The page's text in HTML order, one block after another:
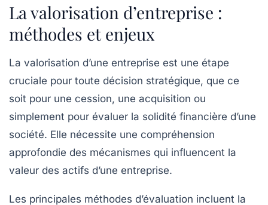
La valorisation d’entreprise :
méthodes et enjeux
La valorisation d’une entreprise est une étape
cruciale pour toute décision stratégique, que ce
soit pour une cession, une acquisition ou
simplement pour évaluer la solidité financière d’une
société. Elle nécessite une compréhension
approfondie des mécanismes qui influencent la
valeur des actifs d’une entreprise.
Les principales méthodes d’évaluation incluent la